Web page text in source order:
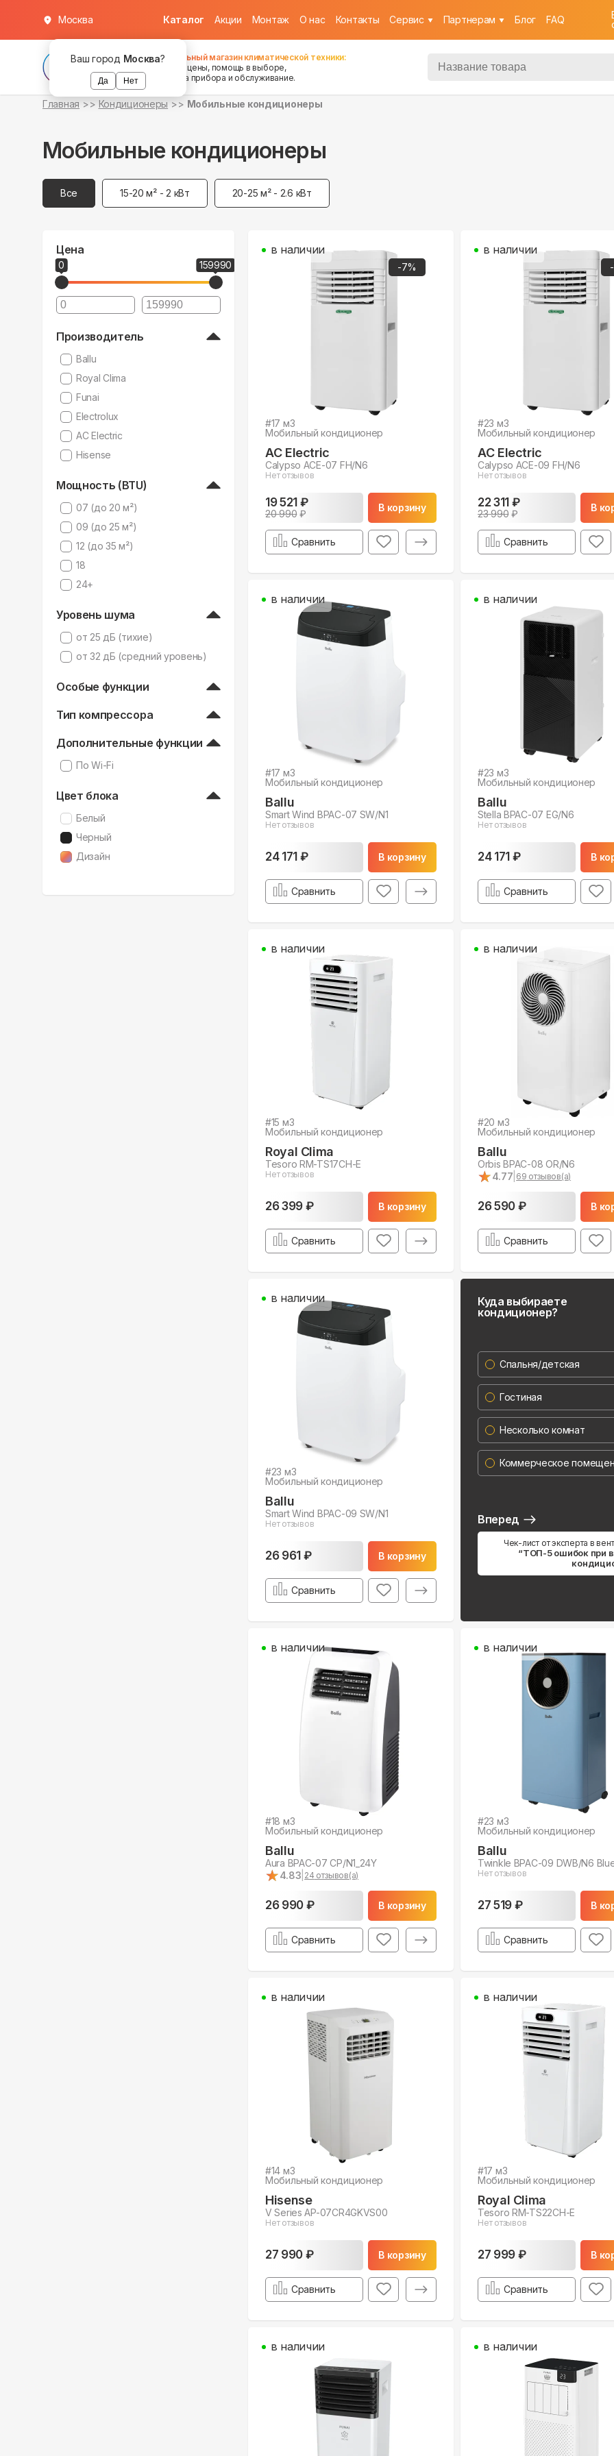
Ваш город Москва?
Да Нет
Москва Каталог Акции Монтаж О нас Контакты Cервис Партнерам Блог FAQ
Федеральный магазин климатической техники:
хорошие цены, помощь в выборе,
установка прибора и обслуживание.
Главная Кондиционеры Мобильные кондиционеры
Мобильные кондиционеры
Все 15-20 м² - 2 кВт 20-25 м² - 2.6 кВт
Цена
0 159990
Производитель
Ballu
Royal Clima
Funai
Electrolux
AC Electric
Hisense
Мощность (BTU)
07 (до 20 м²)
09 (до 25 м²)
12 (до 35 м²)
18
24+
Уровень шума
от 25 дБ (тихие)
от 32 дБ (средний уровень)
Особые функции
Тип компрессора
Дополнительные функции
По Wi-Fi
Цвет блока
Белый
Черный
Дизайн
-7%
#17 м3
Мобильный кондиционер
AC Electric
Calypso ACE-07 FH/N6
Нет отзывов
19 521 ₽
20 990₽
В корзину
в наличии
Сравнить
-
#23 м3
Мобильный кондиционер
AC Electric
Calypso ACE-09 FH/N6
Нет отзывов
22 311 ₽
23 990₽
В
в наличии
Сравнить
#17 м3
Мобильный кондиционер
Ballu
Smart Wind BPAC-07 SW/N1
Нет отзывов
24 171 ₽ В корзину
в наличии
Сравнить
#23 м3
Мобильный кондиционер
Ballu
Stella BPAC-07 EG/N6
Нет отзывов
24 171 ₽ В
в наличии
Сравнить
#15 м3
Мобильный кондиционер
Royal Clima
Tesoro RM-TS17CH-E
Нет отзывов
26 399 ₽ В корзину
в наличии
Сравнить
#20 м3
Мобильный кондиционер
Ballu
Orbis BPAC-08 OR/N6
★
★4.77 69 отзывов(а)
26 590 ₽ В
в наличии
Сравнить
#23 м3
Мобильный кондиционер
Ballu
Smart Wind BPAC-09 SW/N1
Нет отзывов
26 961 ₽ В корзину
в наличии
Сравнить
#18 м3
Мобильный кондиционер
Ballu
Aura BPAC-07 CP/N1_24Y
★
★4.83 24 отзывов(а)
26 990 ₽ В корзину
в наличии
Сравнить
#23 м3
Мобильный кондиционер
Ballu
Twinkle BPAC-09 DWB/N6
Нет отзывов
27 519 ₽ В
в наличии
Сравнить
#14 м3
Мобильный кондиционер
Hisense
V Series AP-07CR4GKVS00
Нет отзывов
27 990 ₽ В корзину
в наличии
Сравнить
#17 м3
Мобильный кондиционер
Royal Clima
Tesoro RM-TS22CH-E
Нет отзывов
27 999 ₽ В
в наличии
Сравнить
в наличии в наличии
Куда выбираете
кондиционер?
Спальня/детская
Гостиная
Несколько комнат
Коммерческое
Вперед
Чек-лист от эксперта в
“ТОП-5 ошибок при